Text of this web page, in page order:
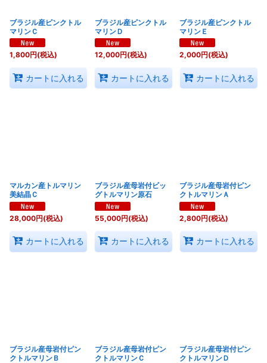
ブラジル産ピンクトル
マリンＣ
1,800円(税込)
カートに入れる
ブラジル産ピンクトル
マリンＤ
12,000円(税込)
カートに入れる
ブラジル産ピンクトル
マリンＥ
2,000円(税込)
カートに入れる
マルカン産トルマリン
美結晶Ｃ
28,000円(税込)
カートに入れる
ブラジル産母岩付ビッ
グトルマリン原石
55,000円(税込)
カートに入れる
ブラジル産母岩付ピン
クトルマリンＡ
2,800円(税込)
カートに入れる
ブラジル産母岩付ピン
クトルマリンＢ
ブラジル産母岩付ピン
クトルマリンＣ
ブラジル産母岩付ピン
クトルマリンＤ